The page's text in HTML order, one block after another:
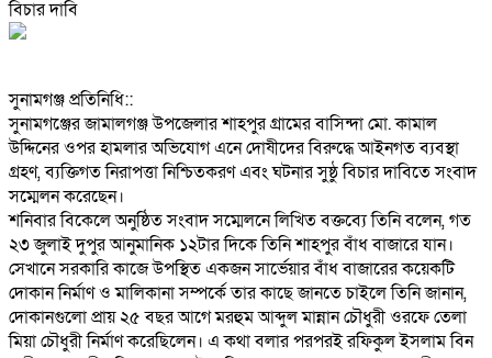
‎সুনামগঞ্জ প্রতিনিধি::
‎সুনামগঞ্জের জামালগঞ্জ উপজেলার শাহপুর গ্রামের বাসিন্দা মো. কামাল
উদ্দিনের ওপর হামলার অভিযোগ এনে দোষীদের বিরুদ্ধে আইনগত ব্যবস্থা
গ্রহণ, ব্যক্তিগত নিরাপত্তা নিশ্চিতকরণ এবং ঘটনার সুষ্ঠু বিচার দাবিতে সংবাদ
সম্মেলন করেছেন।
‎শনিবার বিকেলে অনুষ্ঠিত সংবাদ সম্মেলনে লিখিত বক্তব্যে তিনি বলেন, গত
২৩ জুলাই দুপুর আনুমানিক ১২টার দিকে তিনি শাহপুর বাঁধ বাজারে যান।
সেখানে সরকারি কাজে উপস্থিত একজন সার্ভেয়ার বাঁধ বাজারের কয়েকটি
দোকান নির্মাণ ও মালিকানা সম্পর্কে তার কাছে জানতে চাইলে তিনি জানান,
দোকানগুলো প্রায় ২৫ বছর আগে মরহুম আব্দুল মান্নান চৌধুরী ওরফে তেলা
মিয়া চৌধুরী নির্মাণ করেছিলেন। এ কথা বলার পরপরই রফিকুল ইসলাম বিন